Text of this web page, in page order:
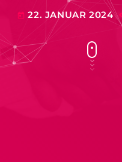
today 22. JANUAR 2024